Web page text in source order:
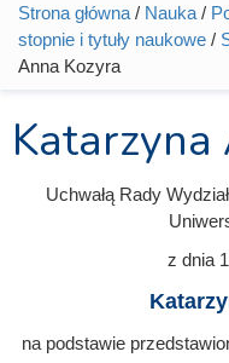
Jesteś tutaj
Strona główna / Nauka /
stopnie i tytuły naukowe /
Anna Kozyra
Katarzyna
Uchwałą Rady
z dnia
na podstawie